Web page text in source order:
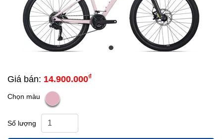
Giá bán: 14.900.000₫
Chọn màu
Số lượng